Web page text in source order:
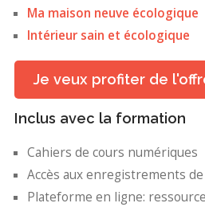
Ma maison neuve écologique
Intérieur sain et écologique
Je veux profiter de
Inclus avec la formation
Cahiers de cours numériques
Accès aux enregistrements
Plateforme en ligne: